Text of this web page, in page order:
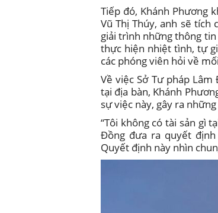
Tiếp đó, Khánh Phương
Vũ Thị Thúy, anh sẽ
giải trình những thông
thực hiện nhiệt tình, tự
các phóng viên hỏi về
Về việc Sở Tư pháp
tại địa bàn, Khánh
sự việc này, gây ra
“Tôi không có tài sản gì
Đồng đưa ra quyết
Quyết định này nhìn